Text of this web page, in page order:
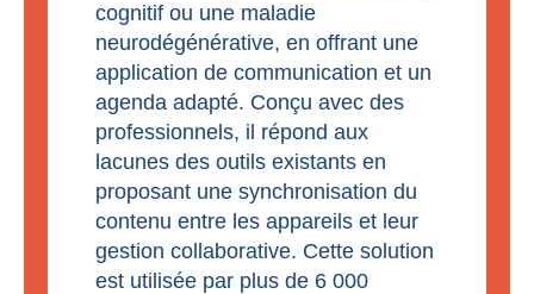
cognitif ou une maladie
neurodégénérative, en offrant une
application de communication et un
agenda adapté. Conçu avec des
professionnels, il répond aux
lacunes des outils existants en
proposant une synchronisation du
contenu entre les appareils et leur
gestion collaborative. Cette solution
est utilisée par plus de 6 000